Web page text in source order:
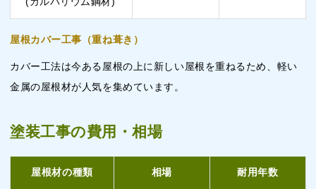
屋根カバー工事（重ね葺き）
カバー工法は今ある屋根の上に新しい屋根を重ねるため、軽い
金属の屋根材が人気を集めています。
塗装工事の費用・相場
屋根材の種類 相場 耐用年数